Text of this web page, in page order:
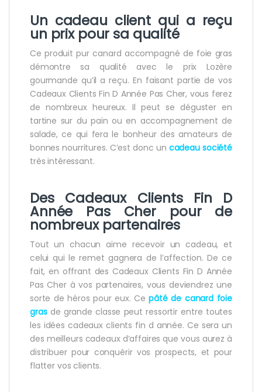
Un cadeau client qui a reçu
un prix pour sa qualité
Ce produit pur canard accompagné de foie gras
démontre sa qualité avec le prix Lozère
gourmande qu’il a reçu. En faisant partie de vos
Cadeaux Clients Fin D Année Pas Cher, vous ferez
de nombreux heureux. Il peut se déguster en
tartine sur du pain ou en accompagnement de
salade, ce qui fera le bonheur des amateurs de
bonnes nourritures. C’est donc un cadeau société
très intéressant.
Des Cadeaux Clients Fin D
Année Pas Cher pour de
nombreux partenaires
Tout un chacun aime recevoir un cadeau, et
celui qui le remet gagnera de l’affection. De ce
fait, en offrant des Cadeaux Clients Fin D Année
Pas Cher à vos partenaires, vous deviendrez une
sorte de héros pour eux. Cepâté de canard foie
grasde grande classe peut ressortir entre toutes
les idées cadeaux clients fin d année. Ce sera un
des meilleurs cadeaux d’affaires que vous aurez à
distribuer pour conquérir vos prospects, et pour
flatter vos clients.